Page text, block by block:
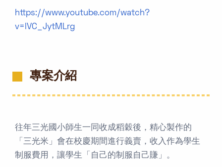
https://www.youtube.com/watch?
v=lVC_JytMLrg
專案介紹
往年三光國小師生一同收成稻穀後，精心製作的
「三光米」會在校慶期間進行義賣，收入作為學生
制服費用，讓學生「自己的制服自己賺」。